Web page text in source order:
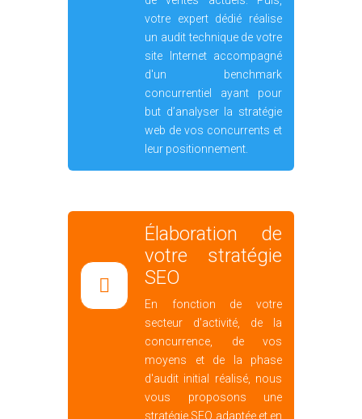
Élaboration de
votre stratégie
SEO
En fonction de votre
secteur d'activité, de la
concurrence, de vos
adéquation avec votre
stratégie globale
d'entreprise. Cette stratégie
termes d'efficience
commerciale, le but étant
d'augmenter votre trafic,
améliorer votre taux de
conversion et augmenter
votre ROI.